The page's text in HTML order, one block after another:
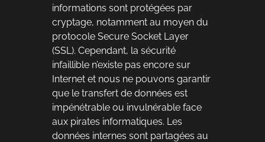
informations sont protégées par
cryptage, notamment au moyen du
protocole Secure Socket Layer
(SSL). Cependant, la sécurité
infaillible n’existe pas encore sur
Internet et nous ne pouvons garantir
que le transfert de données est
impénétrable ou invulnérable face
aux pirates informatiques. Les
données internes sont partagées au